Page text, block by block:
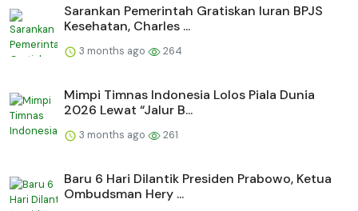
Sarankan Pemerintah Gratiskan Iuran BPJS
Kesehatan, Charles ...
3 months ago 264
Mimpi Timnas Indonesia Lolos Piala Dunia
2026 Lewat “Jalur B...
3 months ago 261
Baru 6 Hari Dilantik Presiden Prabowo, Ketua
Ombudsman Hery ...